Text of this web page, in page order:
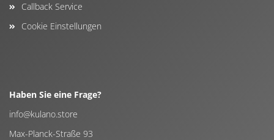
Callback Service
Cookie Einstellungen
Haben Sie eine Frage?
info@kulano.store
Max-Planck-Straße 93